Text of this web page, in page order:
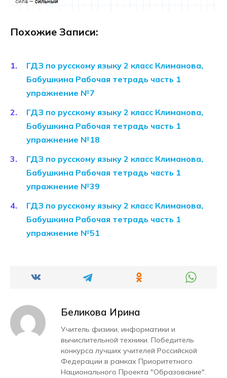
Похожие Записи:
ГДЗ по русскому языку 2 класс Климанова,
Бабушкина Рабочая тетрадь часть 1
упражнение №7
ГДЗ по русскому языку 2 класс Климанова,
Бабушкина Рабочая тетрадь часть 1
упражнение №18
ГДЗ по русскому языку 2 класс Климанова,
Бабушкина Рабочая тетрадь часть 1
упражнение №39
ГДЗ по русскому языку 2 класс Климанова,
Бабушкина Рабочая тетрадь часть 1
упражнение №51
Беликова Ирина
Учитель физики, информатики и
вычислительной техники. Победитель
конкурса лучших учителей Российской
Федерации в рамках Приоритетного
Национального Проекта "Образование".